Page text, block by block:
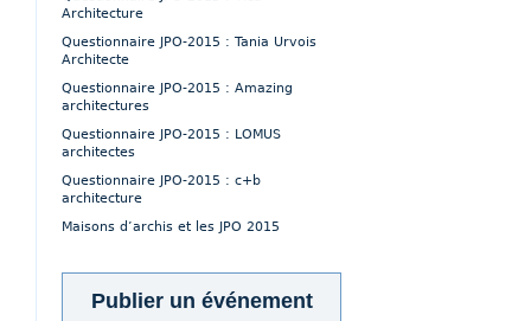
Architecture
Questionnaire JPO-2015 : Tania Urvois
Architecte
Questionnaire JPO-2015 : Amazing
architectures
Questionnaire JPO-2015 : LOMUS
architectes
Questionnaire JPO-2015 : c+b
architecture
Maisons d’archis et les JPO 2015
Publier un événement